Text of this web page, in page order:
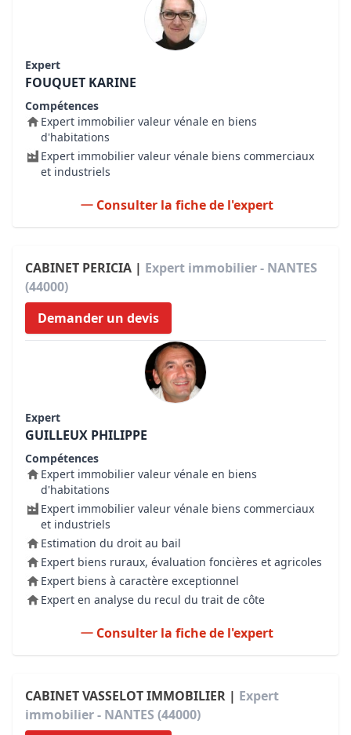
Expert
FOUQUET KARINE
Compétences
Expert immobilier valeur vénale en biens
d'habitations
Expert immobilier valeur vénale biens commerciaux
et industriels
Consulter la fiche de l'expert
CABINET PERICIA | Expert immobilier - NANTES
(44000)
Demander un devis
Expert
GUILLEUX PHILIPPE
Compétences
Expert immobilier valeur vénale en biens
d'habitations
Expert immobilier valeur vénale biens commerciaux
et industriels
Estimation du droit au bail
Expert biens ruraux, évaluation foncières et agricoles
Expert biens à caractère exceptionnel
Expert en analyse du recul du trait de côte
Consulter la fiche de l'expert
CABINET VASSELOT IMMOBILIER | Expert
immobilier - NANTES (44000)